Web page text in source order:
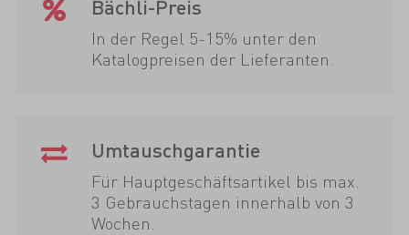
Bächli-Preis
In der Regel 5-15% unter den
Katalogpreisen der Lieferanten.
Umtauschgarantie
Für Hauptgeschäftsartikel bis max.
3 Gebrauchstagen innerhalb von 3
Wochen.